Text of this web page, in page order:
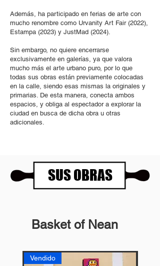
Además, ha participado en ferias de arte con
mucho renombre como Urvanity Art Fair (2022),
Estampa (2023) y JustMad (2024).
Sin embargo, no quiere encerrarse
exclusivamente en galerías, ya que valora
mucho más el arte urbano puro, por lo que
todas sus obras están previamente colocadas
en la calle, siendo esas mismas la originales y
primarias. De esta manera, conecta ambos
espacios, y obliga al espectador a explorar la
ciudad en busca de dicha obra u otras
adicionales.
SUS OBRAS
Basket of Nean
Vendido